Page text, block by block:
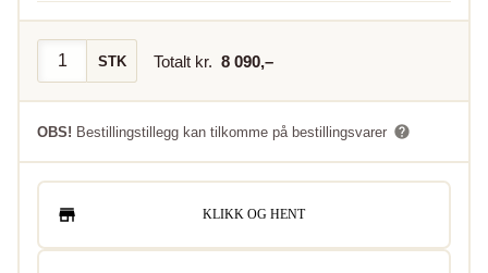
STK Totalt kr. 8 090,–
OBS! Bestillingstillegg kan tilkomme på bestillingsvarer
KLIKK OG HENT